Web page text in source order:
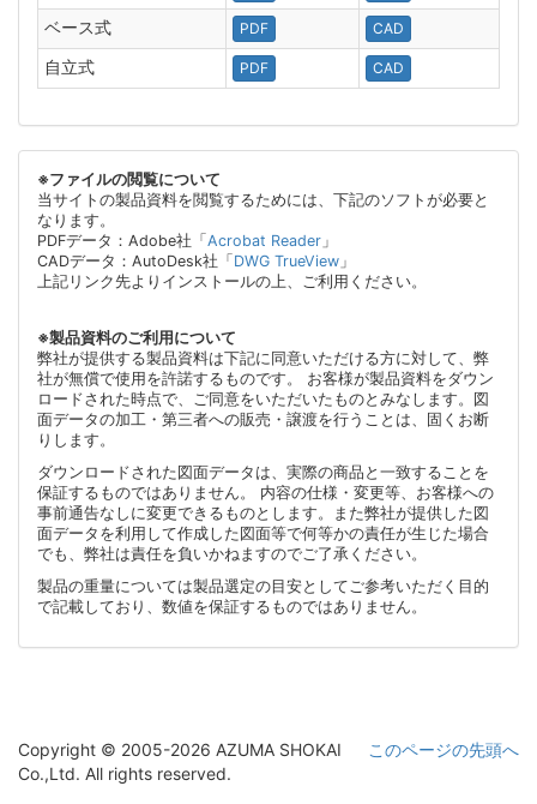
ベース式 PDF CAD
自立式 PDF CAD
※ファイルの閲覧について
当サイトの製品資料を閲覧するためには、下記のソフトが必要と
なります。
PDFデータ：Adobe社「 Acrobat Reader 」
CADデータ：AutoDesk社「 DWG TrueView 」
上記リンク先よりインストールの上、ご利用ください。
※製品資料のご利用について
弊社が提供する製品資料は下記に同意いただける方に対して、弊
社が無償で使用を許諾するものです。 お客様が製品資料をダウン
ロードされた時点で、ご同意をいただいたものとみなします。図
面データの加工・第三者への販売・譲渡を行うことは、固くお断
りします。
ダウンロードされた図面データは、実際の商品と一致することを
保証するものではありません。 内容の仕様・変更等、お客様への
事前通告なしに変更できるものとします。また弊社が提供した図
面データを利用して作成した図面等で何等かの責任が生じた場合
でも、弊社は責任を負いかねますのでご了承ください。
製品の重量については製品選定の目安としてご参考いただく目的
で記載しており、数値を保証するものではありません。
このページの先頭へ
Copyright © 2005-2026 AZUMA SHOKAI
Co.,Ltd. All rights reserved.